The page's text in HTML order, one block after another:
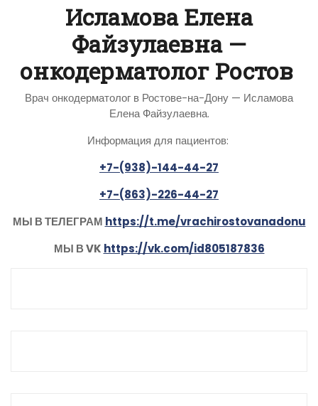
Исламова Елена
Файзулаевна —
онкодерматолог Ростов
Врач онкодерматолог в Ростове-на-Дону — Исламова
Елена Файзулаевна.
Информация для пациентов:
+7-(938)-144-44-27
+7-(863)-226-44-27
МЫ В ТЕЛЕГРАМ https://t.me/vrachirostovanadonu
МЫ В VK https://vk.com/id805187836